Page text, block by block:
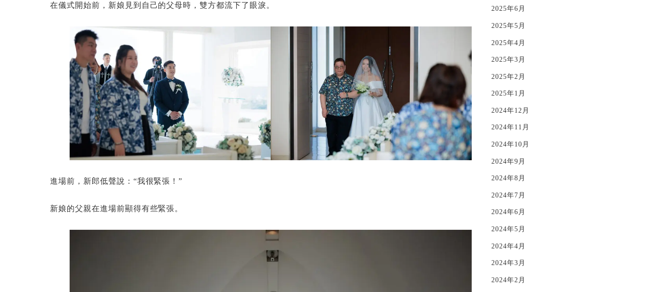
在儀式開始前，新娘見到自己的父母時，雙方都流下了眼淚。
進場前，新郎低聲說：“我很緊張！”
新娘的父親在進場前顯得有些緊張。
2025年6月
2025年5月
2025年4月
2025年3月
2025年2月
2025年1月
2024年12月
2024年11月
2024年10月
2024年9月
2024年8月
2024年7月
2024年6月
2024年5月
2024年4月
2024年3月
2024年2月